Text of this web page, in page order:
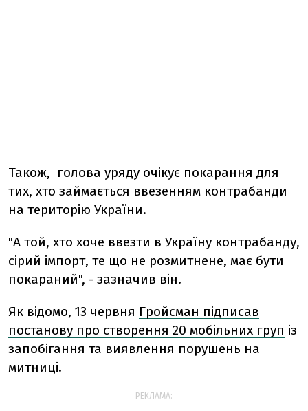
Також, голова уряду очікує покарання для
тих, хто займається ввезенням контрабанди
на територію України.
"А той, хто хоче ввезти в Україну контрабанду,
сірий імпорт, те що не розмитнене, має бути
покараний", - зазначив він.
Як відомо, 13 червня Гройсман підписав
постанову про створення 20 мобільних груп із
запобігання та виявлення порушень на
митниці.
РЕКЛАМА: